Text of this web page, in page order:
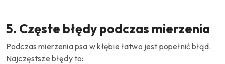
5. Częste błędy podczas mierzenia
Podczas mierzenia psa w kłębie łatwo jest popełnić błąd.
Najczęstsze błędy to: